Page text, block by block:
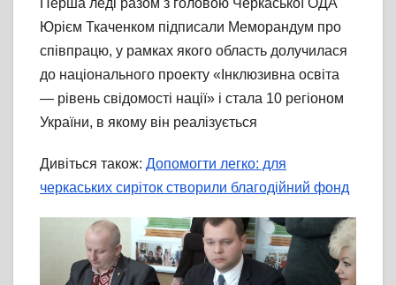
Перша леді разом з головою Черкаської ОДА
Юрієм Ткаченком підписали Меморандум про
співпрацю, у рамках якого область долучилася
до національного проекту «Інклюзивна освіта
— рівень свідомості нації» і стала 10 регіоном
України, в якому він реалізується
Дивіться також: Допомогти легко: для
черкаських сиріток створили благодійний фонд